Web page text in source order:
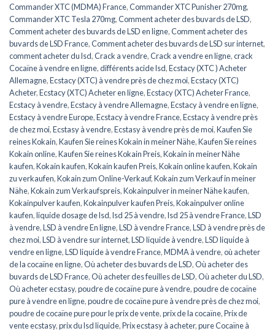
Commander XTC (MDMA) France,Commander XTC Punisher 270mg,
Commander XTC Tesla 270mg,Comment acheter des buvards de LSD,
Comment acheter des buvards de LSD en ligne,Comment acheter des
buvards de LSD France,Comment acheter des buvards de LSD sur internet,
comment acheter du lsd,Crack a vendre,Crack a vendre en ligne,crack
Cocaïne à vendre en ligne,différents acide lsd,Ecstacy (XTC ) Acheter
Allemagne,Ecstacy (XTC) à vendre près de chez moi,Ecstacy (XTC)
Acheter,Ecstacy (XTC) Acheter en ligne,Ecstacy (XTC) Acheter France,
Ecstacy à vendre,Ecstacy à vendre Allemagne,Ecstacy à vendre en ligne,
Ecstacy à vendre Europe,Ecstacy à vendre France,Ecstacy à vendre près
de chez moi,Ecstasy à vendre,Ecstasy à vendre près de moi,Kaufen Sie
reines Kokain,Kaufen Sie reines Kokain in meiner Nähe,Kaufen Sie reines
Kokain online,Kaufen Sie reines Kokain Preis,Kokain in meiner Nähe
kaufen,Kokain kaufen,Kokain kaufen Preis,Kokain online kaufen,Kokain
zu verkaufen,Kokain zum Online-Verkauf,Kokain zum Verkauf in meiner
Nähe,Kokain zum Verkaufspreis,Kokainpulver in meiner Nähe kaufen,
Kokainpulver kaufen,Kokainpulver kaufen Preis,Kokainpulver online
kaufen,liquide dosage de lsd,lsd 25 à vendre,lsd 25 à vendre France,LSD
à vendre,LSD à vendre En ligne,LSD à vendre France,LSD à vendre près de
chez moi,LSD à vendre sur internet,LSD liquide à vendre,LSD liquide à
vendre en ligne,LSD liquide à vendre France,MDMA à vendre,où acheter
de la cocaïne en ligne,Où acheter des buvards de LSD,Où acheter des
buvards de LSD France,Où acheter des feuilles de LSD,Où acheter du LSD,
Où acheter ecstasy,poudre de cocaïne pure à vendre,poudre de cocaïne
pure à vendre en ligne,poudre de cocaïne pure à vendre près de chez moi,
poudre de cocaïne pure pour le prix de vente,prix de la cocaïne,Prix de
vente ecstasy,prix du lsd liquide,Prix ecstasy à acheter,pure Cocaïne à